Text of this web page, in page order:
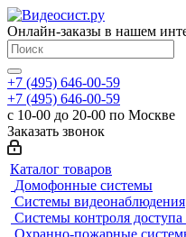
Онлайн-заказы в нашем
+7 (495) 646-00-59
+7 (495) 646-00-59
с 10-00 до 20-00 по Москве
Заказать звонок
Каталог товаров
Домофонные системы
Системы видеонаблюдения
Системы контроля
Охранно-пожарные